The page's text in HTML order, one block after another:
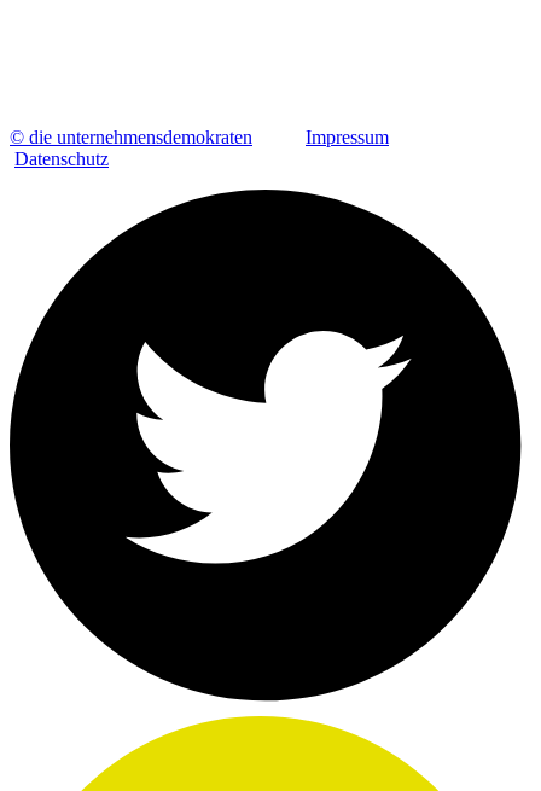
© die unternehmensdemokraten
Impressum
Datenschutz